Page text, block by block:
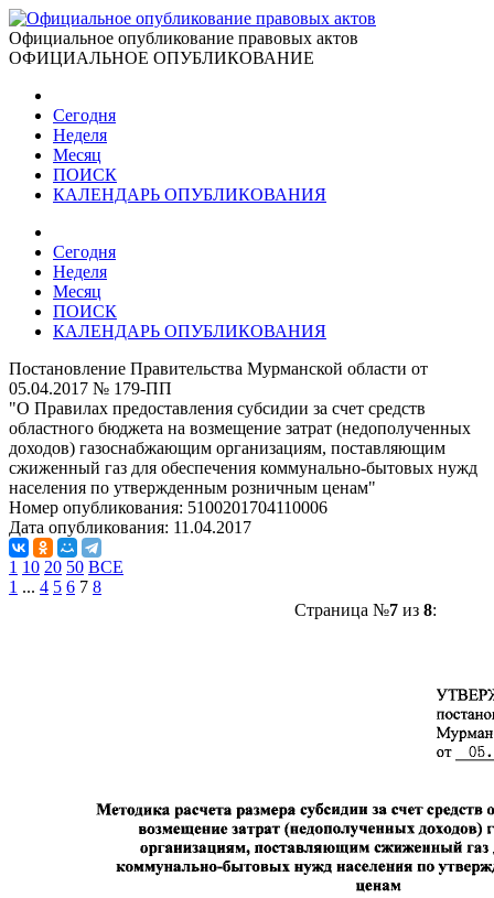
Официальное опубликование правовых актов
ОФИЦИАЛЬНОЕ ОПУБЛИКОВАНИЕ
Сегодня
Неделя
Месяц
ПОИСК
КАЛЕНДАРЬ ОПУБЛИКОВАНИЯ
Сегодня
Неделя
Месяц
ПОИСК
КАЛЕНДАРЬ ОПУБЛИКОВАНИЯ
Постановление Правительства Мурманской области от
05.04.2017 № 179-ПП
"О Правилах предоставления субсидии за счет средств
областного бюджета на возмещение затрат (недополученных
доходов) газоснабжающим организациям, поставляющим
сжиженный газ для обеспечения коммунально-бытовых нужд
населения по утвержденным розничным ценам"
Номер опубликования: 5100201704110006
Дата опубликования: 11.04.2017
1 10 20 50 ВСЕ
1 ... 4 5 6 7 8
Страница №7из 8: